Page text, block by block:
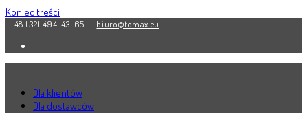
Koniec treści
+48 (32) 494-43-65 biuro@tomax.eu
Dla klientów
Dla dostawców